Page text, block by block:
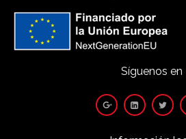
Síguenos en